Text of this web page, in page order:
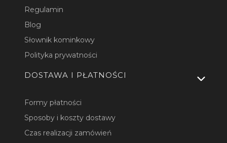
Regulamin
Blog
Słownik kominkowy
Polityka prywatności
DOSTAWA I PŁATNOŚCI
Formy płatności
Sposoby i koszty dostawy
Czas realizacji zamówień